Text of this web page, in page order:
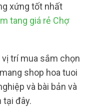
xứng tốt nhất
tang giá rẻ Chợ
trí mua sắm chọn
shop hoa tuoi
và bài bản và
tại đây.